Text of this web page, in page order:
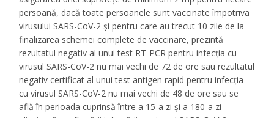
persoană, dacă toate persoanele sunt vaccinate împotriva
virusului SARS-CoV-2 și pentru care au trecut 10 zile de la
finalizarea schemei complete de vaccinare, prezintă
rezultatul negativ al unui test RT-PCR pentru infecția cu
virusul SARS-CoV-2 nu mai vechi de 72 de ore sau rezultatul
negativ certificat al unui test antigen rapid pentru infecția
cu virusul SARS-CoV-2 nu mai vechi de 48 de ore sau se
află în perioada cuprinsă între a 15-a zi și a 180-a zi